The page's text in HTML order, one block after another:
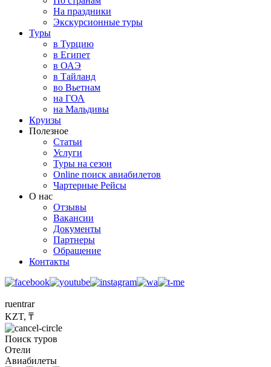
На праздники
Экскурсионные туры
Туры
в Турцию
в Египет
в ОАЭ
в Тайланд
во Вьетнам
на ГОА
на Мальдивы
Круизы
Полезное
Статьи
Услуги
Туры на сезон
Online поиск авиабилетов
Чартерные Рейсы
О нас
Отзывы
Вакансии
Документы
Партнеры
Обращение
Контакты
ruentrar
KZT, ₸
Поиск туров
Отели
Авиабилеты